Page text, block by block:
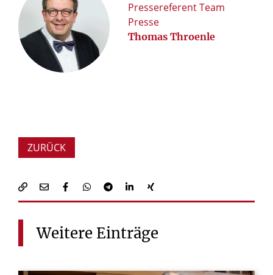
Pressereferent Team
Presse
Thomas Throenle
ZURÜCK
Weitere Einträge